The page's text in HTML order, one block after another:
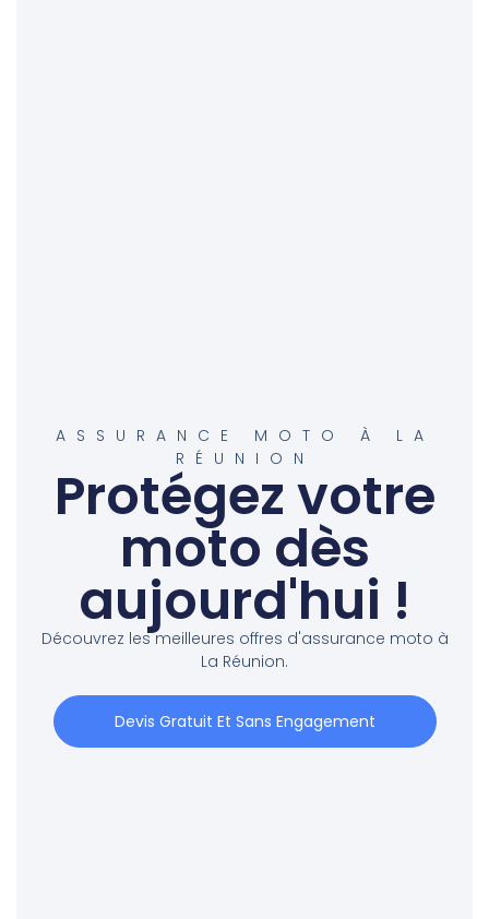
ASSURANCE MOTO À LA
RÉUNION
Protégez votre
moto dès
aujourd'hui !
Découvrez les meilleures offres d'assurance moto à
La Réunion.
Devis Gratuit Et Sans Engagement